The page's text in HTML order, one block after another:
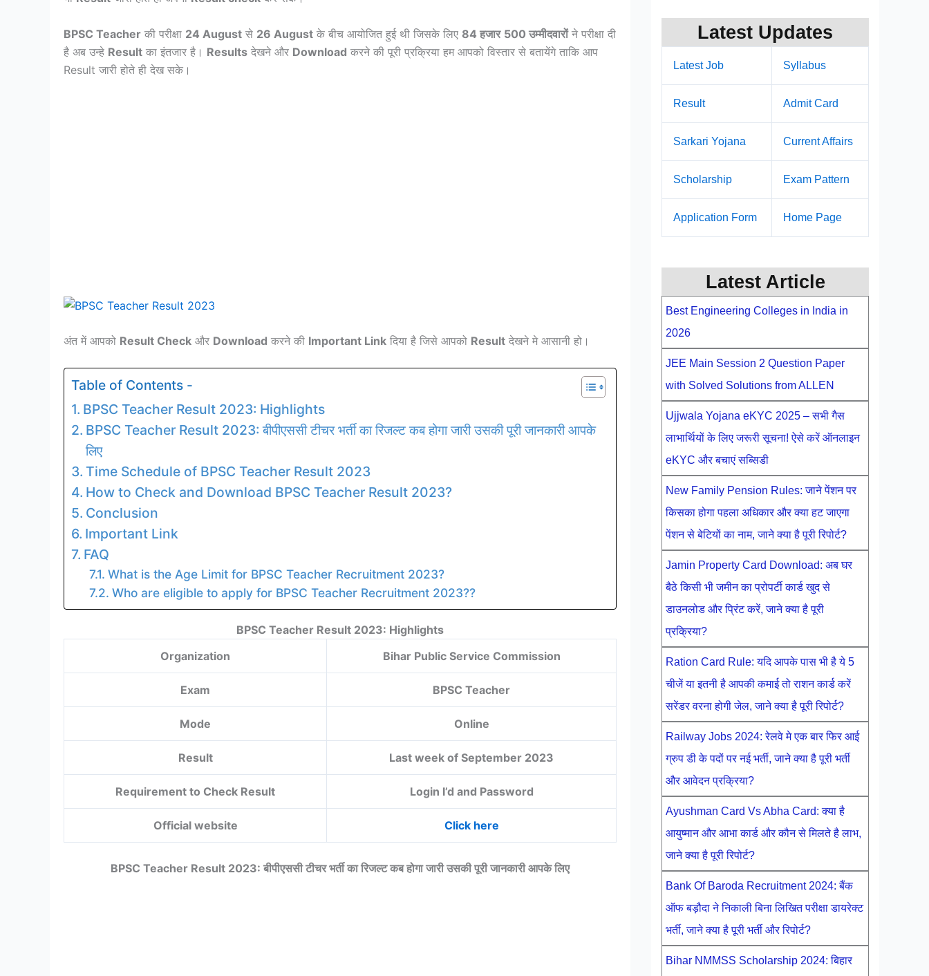
BPSC Teacher की परीक्षा 24 August से 26 August के बीच आयोजित हुई थी जिसके लिए 84 हजार 500 उम्मीदवारोंने परीक्षा दी
है अब उन्हे Result का इंतजार है। Results देखने और Download करने की पूरी प्रक्रिया हम आपको विस्तार से बतायेंगे ताकि आप
Result जारी होते ही देख सके।
अंत में आपको Result Check और Download करने की Important Link दिया है जिसे आपको Result देखने मे आसानी हो।
Table of Contents -
BPSC Teacher Result 2023: Highlights
BPSC Teacher Result 2023: बीपीएससी टीचर भर्ती का रिजल्ट कब होगा जारी उसकी पूरी जानकारी आपके
लिए
Time Schedule of BPSC Teacher Result 2023
How to Check and Download BPSC Teacher Result 2023?
Conclusion
Important Link
FAQ
What is the Age Limit for BPSC Teacher Recruitment 2023?
Who are eligible to apply for BPSC Teacher Recruitment 2023??
BPSC Teacher Result 2023: Highlights
Organization
Bihar Public Service Commission
Exam BPSC Teacher
Mode Online
Result Last week of September 2023
Requirement to Check Result Login I’d and Password
Official website Click here
BPSC Teacher Result 2023: बीपीएससी टीचर भर्ती का रिजल्ट कब होगा जारी उसकी पूरी जानकारी आपके लिए
Latest Updates
Latest Job Syllabus
Result Admit Card
Sarkari Yojana Current Affairs
Scholarship Exam Pattern
Application Form Home Page
Latest Article
Best Engineering Colleges in India in
2026
JEE Main Session 2 Question Paper
with Solved Solutions from ALLEN
Ujjwala Yojana eKYC 2025 – सभी गैस
लाभार्थियों के लिए जरूरी सूचना! ऐसे करें ऑनलाइन
eKYC और बचाएं सब्सिडी
New Family Pension Rules: जाने पेंशन पर
किसका होगा पहला अधिकार और क्या हट जाएगा
पेंशन से बेटियों का नाम, जाने क्या है पूरी रिपोर्ट?
Jamin Property Card Download: अब घर
बैठे किसी भी जमीन का प्रोपर्टी कार्ड खुद से
डाउनलोड और प्रिंट करें, जाने क्या है पूरी
प्रक्रिया?
Ration Card Rule: यदि आपके पास भी है ये 5
चीजें या इतनी है आपकी कमाई तो राशन कार्ड करें
सरेंडर वरना होगी जेल, जाने क्या है पूरी रिपोर्ट?
Railway Jobs 2024: रेलवे मे एक बार फिर आई
ग्रुप डी के पदों पर नई भर्ती, जाने क्या है पूरी भर्ती
और आवेदन प्रक्रिया?
Ayushman Card Vs Abha Card: क्या है
आयुष्मान और आभा कार्ड और कौन से मिलते है लाभ,
जाने क्या है पूरी रिपोर्ट?
Bank Of Baroda Recruitment 2024: बैंक
ऑफ बड़ौदा ने निकाली बिना लिखित परीक्षा डायरेक्ट
भर्ती, जाने क्या है पूरी भर्ती और रिपोर्ट?
Bihar NMMSS Scholarship 2024: बिहार